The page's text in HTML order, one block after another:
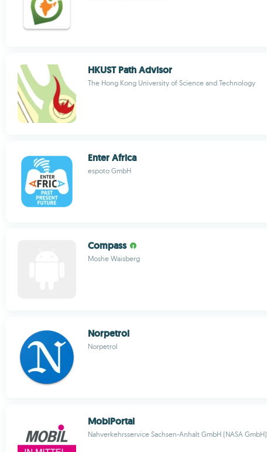
HKUST Path Advisor
The Hong Kong University of Science and Technology
Enter Africa
espoto GmbH
Compass
Moshe Waisberg
Norpetrol
Norpetrol
MobiPortal
Nahverkehrsservice Sachsen-Anhalt GmbH (NASA GmbH)